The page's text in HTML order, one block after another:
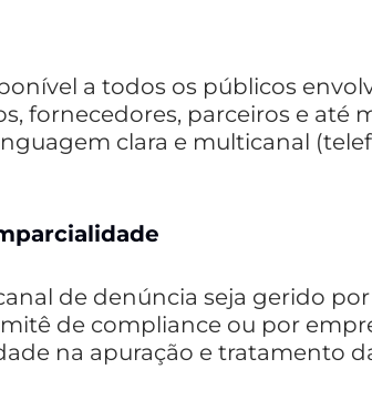
a todos os públicos
fornecedores, parceiros e até
clara e multicanal
de denúncia seja gerido
de compliance ou por
na apuração e tratamento